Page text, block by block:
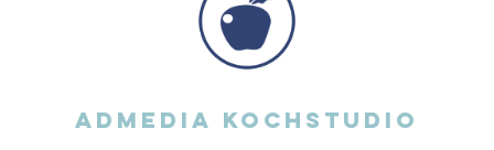
ADMEDIA Kochstudio